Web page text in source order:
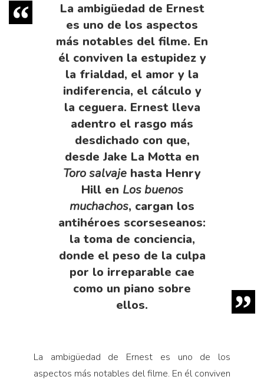
La ambigüedad de Ernest
es uno de los aspectos
más notables del filme. En
él conviven la estupidez y
la frialdad, el amor y la
indiferencia, el cálculo y
la ceguera. Ernest lleva
adentro el rasgo más
desdichado con que,
desde Jake La Motta en
Toro salvaje hasta Henry
Hill en Los buenos
muchachos, cargan los
antihéroes scorseseanos:
la toma de conciencia,
donde el peso de la culpa
por lo irreparable cae
como un piano sobre
ellos.
La ambigüedad de Ernest es uno de los
aspectos más notables del filme. En él conviven